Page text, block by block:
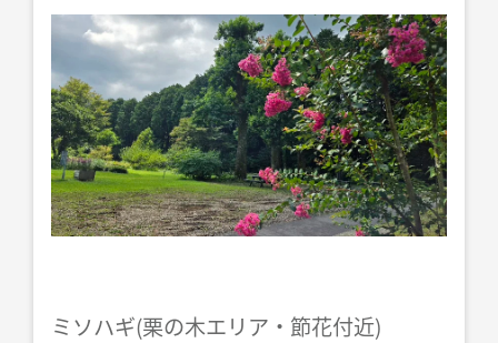
ミソハギ(栗の木エリア・節花付近)